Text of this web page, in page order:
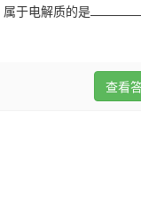
于电解质的是
查看